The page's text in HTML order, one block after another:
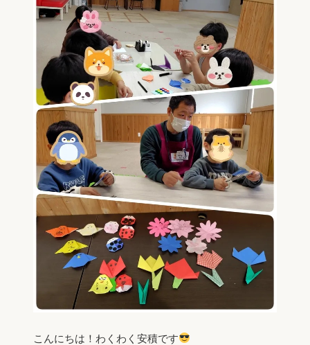
こんにちは！わくわく安積です